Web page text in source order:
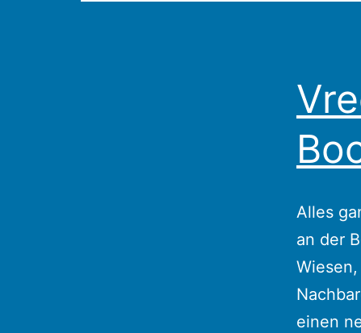
Alles
an der
einen